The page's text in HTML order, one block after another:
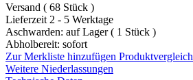
Versand ( 68 Stück )
Lieferzeit 2 - 5 Werktage
Aschwarden: auf Lager ( 1 Stück )
Abholbereit: sofort
Zur Merkliste hinzufügen Produktvergleich
Weitere Niederlassungen